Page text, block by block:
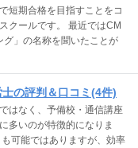
短期合格を目指すことをコ
クールです。 最近ではCM
グ」の名称を聞いたことが
士の評判＆口コミ(4件)
はなく、予備校・通信講座
多いのが特徴的になりま
可能ではありますが、効率